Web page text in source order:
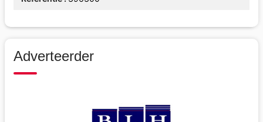
Adverteerder